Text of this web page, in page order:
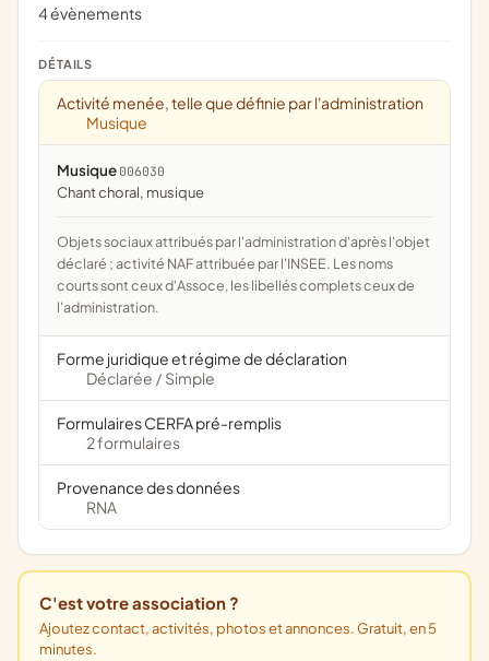
4 évènements
DÉTAILS
Activité menée, telle que définie par l'administration
Musique
Musique 006030
chant choral, musique
Objets sociaux attribués par l'administration d'après l'objet
déclaré ; activité NAF attribuée par l'INSEE. Les noms
courts sont ceux d'Assoce, les libellés complets ceux de
l'administration.
Forme juridique et régime de déclaration
Déclarée / Simple
Formulaires CERFA pré-remplis
2 formulaires
Provenance des données
RNA
C'est votre association ?
Ajoutez contact, activités, photos et annonces. Gratuit, en 5
minutes.